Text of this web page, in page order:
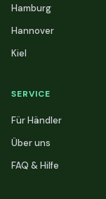
Hamburg
Hannover
Kiel
SERVICE
Für Händler
Über uns
FAQ & Hilfe